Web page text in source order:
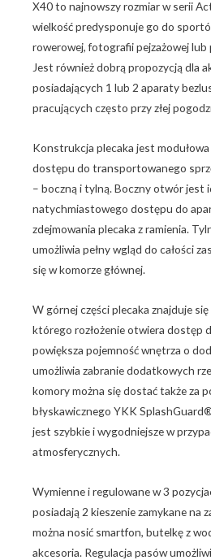
X40 to najnowszy rozmiar w serii
wielkość predysponuje go do
rowerowej, fotografii pejzażowej lub
Jest również dobrą propozycją dla
posiadających 1 lub 2 aparaty
pracujących często przy złej
Konstrukcja plecaka jest
dostępu do transportowanego
– boczną i tylną. Boczny otwór jest
natychmiastowego dostępu do
zdejmowania plecaka z ramienia.
umożliwia pełny wgląd do całości
się w komorze głównej.
W górnej części plecaka znajduje
którego rozłożenie otwiera dostęp
powiększa pojemność wnętrza o
umożliwia zabranie dodatkowych
komory można się dostać także za
błyskawicznego YKK
jest szybkie i wygodniejsze w
atmosferycznych.
Wymienne i regulowane w 3
posiadają 2 kieszenie zamykane na
można nosić smartfon, butelkę z
akcesoria. Regulacja pasów